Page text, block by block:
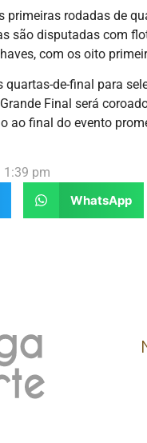
primeiras rodadas de
são disputadas com
com os oito
de-final para
Final será
ao final do evento
1:39 pm
WhatsApp